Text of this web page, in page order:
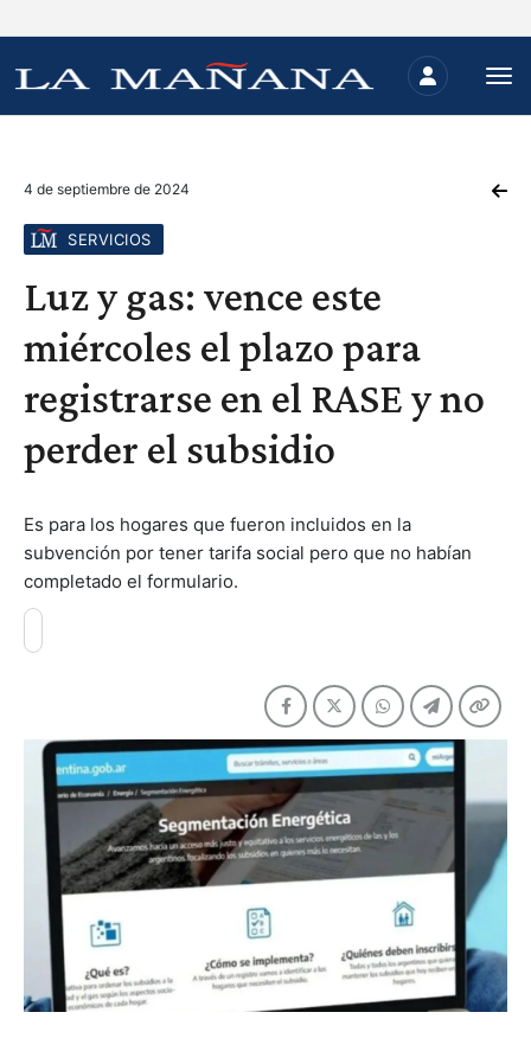
4 de septiembre de 2024
SERVICIOS
Luz y gas: vence este
miércoles el plazo para
registrarse en el RASE y no
perder el subsidio
Es para los hogares que fueron incluidos en la
subvención por tener tarifa social pero que no habían
completado el formulario.